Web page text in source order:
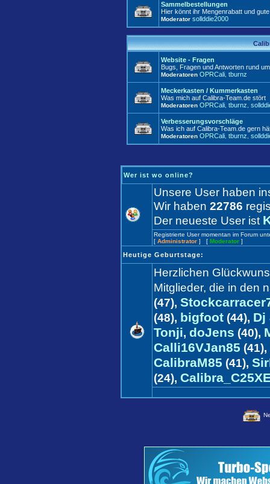
Sammelbestellungen
Hier könnt ihr Mengenrabatt und
Moderator sollddie2000
Website - Fragen
Bugs, Fragen und Antworten rund
Moderatoren OPRCali tburnz
Meckerkasten / Kummerkasten
Was mich auf Calibra-Team.de stört
Moderatoren OPRCali tburnz
Verbesserungsvorschläge
Was ich auf Calibra-Team.de gern
Moderatoren OPRCali tburnz
Wer ist wo online?
Unsere User haben
Wir haben 22786
Der neueste User ist
Registrierte User momentan im Forum
[ Administrator ] [ Moderator ]
Heutige Geburtstage:
Herzlichen
Mitglieder, die in den
(47),
(48), bigfoot (44), Dj
Tonji, doJens (40),
Calli16VJan85 (41),
CalibraM85 (41),
(24),